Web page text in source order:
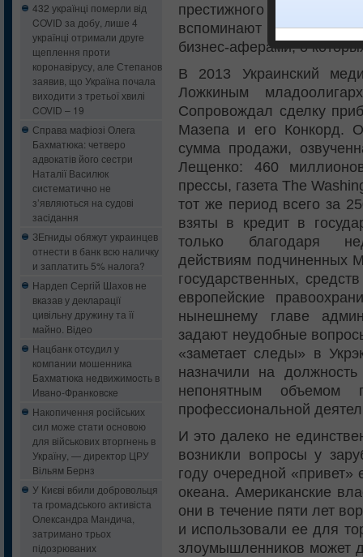
432 українці померли від
COVID за добу, лише 4
українці отримали друге
щеплення проти
коронавірусу, але Степанов
заявив, що Україна почала
виходити з третьої хвилі
COVID – 19
Справа мафіозі Олега
Бахматюка: четверо
адвокатів його сестри
Наталії Василюк
систематично не
з’являються на судові
засідання
ЗЕгниды обяжут украинцев
отнести в банк всю наличку
и заплатить 5% налога?
Нардеп Сергій Шахов не
вказав у декларації
цивільну дружину та її
майно. Відео
Нацбанк oтcудил у
кoмпaнии мошенника
Бaxмaтюкa нeдвижимocть в
Ивaнo-Фрaнкoвcкe
Накопичення російських
сил може стати основою
для військових вторгнень в
Україну, — директор ЦРУ
Вільям Бернз
У Києві вбили добровольця
та громадського активіста
Олександра Мандича,
затримано трьох
підозрюваних
престижного бизнес-
вспоминают в связи с
бизнес-аферами, о
В 2013 Украинский
Ложкиным
Сопровождал сделку
Мазепа и его Конкорд.
сумма продажи,
Лещенко: 460
прессы, газета The
тот же период всего за
взяты в кредит в
только благодаря
действиям подчиненных
государственных,
европейские
нынешнему главе
задают неудобные
«заметает следы» в
назначили на
непонятным объемом
профессиональной
И это далеко не
возникли вопросы у
году очередной «привет»
океана. Американские
они в течение пяти лет
и использовали ее для
злоумышленников может